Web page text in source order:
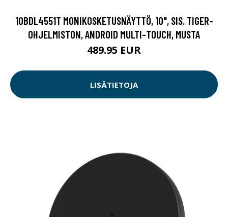
10BDL4551T MONIKOSKETUSNÄYTTÖ, 10", SIS. TIGER-
OHJELMISTON, ANDROID MULTI-TOUCH, MUSTA
489.95 EUR
LISÄTIETOJA